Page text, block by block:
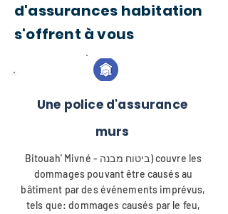
d'assurances habitation
s'offrent à vous
Une police d'assurance
murs
Bitouah' Mivné - ביטוח מבנה) couvre les
dommages pouvant être causés au
bâtiment par des événements imprévus,
tels que: dommages causés par le feu,